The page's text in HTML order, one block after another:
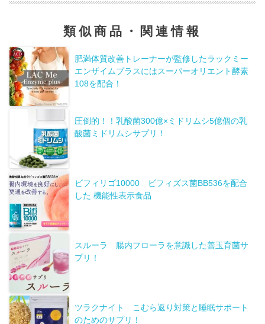
類似商品・関連情報
肥満体質改善トレーナーが監修したラックミー
エンザイムプラスにはスーパーオリエント酵素
108を配合！
圧倒的！！乳酸菌300億×ミドリムシ5億個の乳
酸菌ミドリムシサプリ！
ビフィリゴ10000 ビフィズス菌BB536を配合
した 機能性表示食品
スルーラ 腸内フローラを意識した善玉育菌サ
プリ！
ツラクナイト こむら返り対策と睡眠サポート
のためのサプリ！